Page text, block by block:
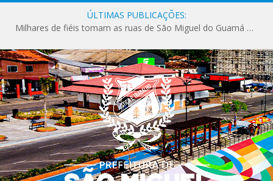
ÚLTIMAS PUBLICAÇÕES:
Milhares de fiéis tomam as ruas de São Miguel do Guamá em uma grande celebração de fé na Marcha para Jesus 2026.